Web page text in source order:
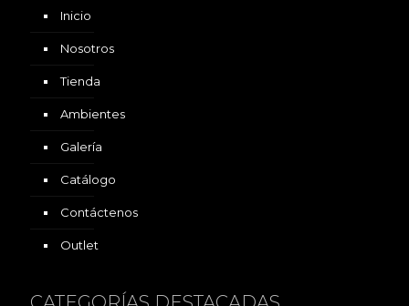
Inicio
Nosotros
Tienda
Ambientes
Galería
Catálogo
Contáctenos
Outlet